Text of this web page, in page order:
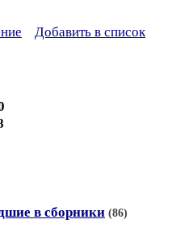
Добавить в список
в сборники (86)